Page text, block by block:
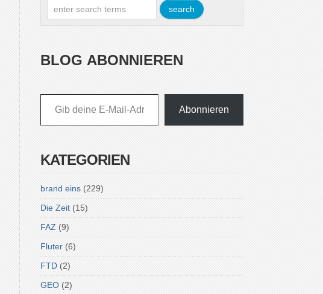
BLOG ABONNIEREN
Gib deine E-Mail-Adresse ein ...
Abonnieren
KATEGORIEN
brand eins(229)
Die Zeit(15)
FAZ (9)
Fluter(6)
FTD(2)
GEO(2)